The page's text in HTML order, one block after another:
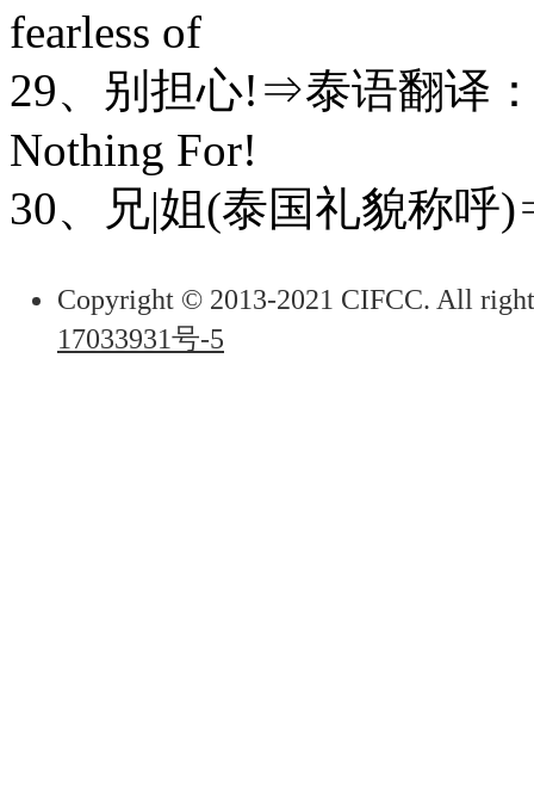
fearless of
29、别担心!⇒泰语翻译
Nothing For!
30、兄|姐(泰国礼貌称呼
Copyright © 2013-2021 CIFCC. All
17033931号-5